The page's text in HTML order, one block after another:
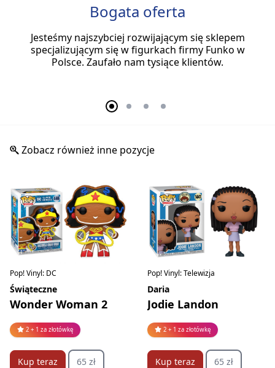
Bogata oferta
Jesteśmy najszybciej rozwijającym się sklepem
specjalizującym się w figurkach firmy Funko w
Polsce. Zaufało nam tysiące klientów.
Zobacz również inne pozycje
Pop! Vinyl: DC
Świąteczne
Wonder Woman 2
2 + 1 za złotówkę
Kup teraz 65 zł
Pop! Vinyl: Telewizja
Daria
Jodie Landon
2 + 1 za złotówkę
Kup teraz 65 zł